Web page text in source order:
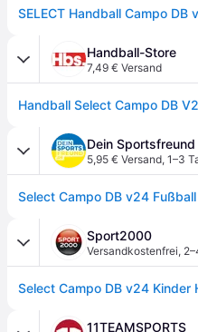
SELECT Handball Campo DB
Handball-Store
7,49 € Versand
Handball Select Campo DB
Dein Sportsfreund
5,95 € Versand, 1–3
Sport2000
Versandkostenfrei,
Select Campo DB v24 Kinder
11TEAMSPORTS